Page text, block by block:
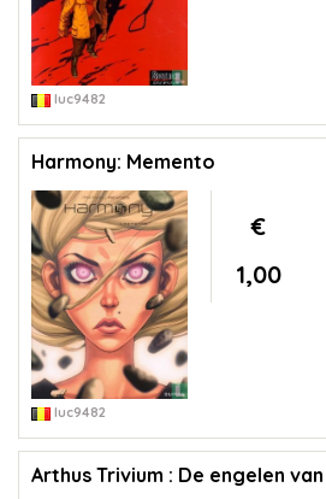
luc9482
Harmony: Memento
€
1,00
luc9482
Arthus Trivium : De engelen